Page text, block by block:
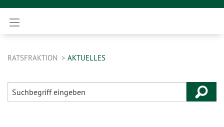
RATSFRAKTION AKTUELLES